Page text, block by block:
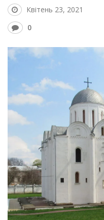
Квітень 23, 2021
0